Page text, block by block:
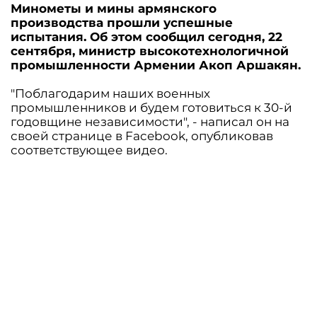
Минометы и мины армянского
производства прошли успешные
испытания. Об этом сообщил сегодня, 22
сентября, министр высокотехнологичной
промышленности Армении Акоп Аршакян.
"Поблагодарим наших военных
промышленников и будем готовиться к 30-й
годовщине независимости", - написал он на
своей странице в Facebook, опубликовав
соответствующее видео.